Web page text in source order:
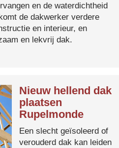
en de waterdichtheid
de dakwerker verdere
en interieur, en
en lekvrij dak.
Nieuw hellend dak
plaatsen
Rupelmonde
Een slecht geïsoleerd of
verouderd dak kan leiden